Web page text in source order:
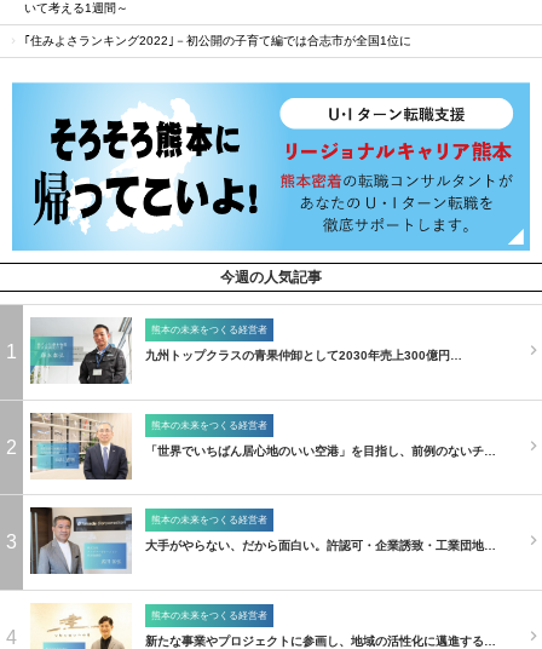
いて考える1週間～
｢住みよさランキング2022｣－初公開の子育て編では合志市が全国1位に
今週の人気記事
1
熊本の未来をつくる経営者
九州トップクラスの青果仲卸として2030年売上300億円…
2
熊本の未来をつくる経営者
「世界でいちばん居心地のいい空港」を目指し、前例のないチ…
3
熊本の未来をつくる経営者
大手がやらない、だから面白い。許認可・企業誘致・工業団地…
4
熊本の未来をつくる経営者
新たな事業やプロジェクトに参画し、地域の活性化に邁進する…